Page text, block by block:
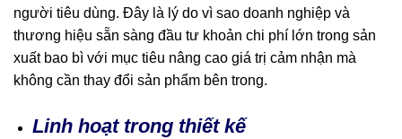
người tiêu dùng. Đây là lý do vì sao doanh nghiệp và
thương hiệu sẵn sàng đầu tư khoản chi phí lớn trong sản
xuất bao bì với mục tiêu nâng cao giá trị cảm nhận mà
không cần thay đổi sản phẩm bên trong.
Linh hoạt trong thiết kế